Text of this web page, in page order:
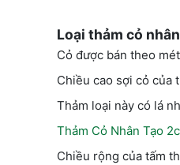
Loại thảm cỏ
Cỏ được bán theo
Chiều cao sợi cỏ của
Thảm loại này có lá
Thảm Cỏ Nhân Tạo
Chiều rộng của tấm